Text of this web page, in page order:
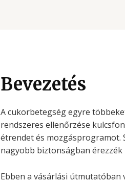
Bevezetés
A cukorbetegség egyre
rendszeres ellenőrzése
étrendet és mozgásprogramot.
nagyobb biztonságban
Ebben a vásárlási